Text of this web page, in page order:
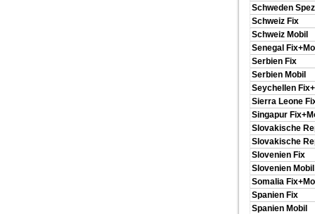
Schweden
Schweiz Fix
Schweiz Mobil
Senegal
Serbien Fix
Serbien Mobil
Seychellen
Sierra Leone
Singapur
Slovakische
Slovakische
Slovenien Fix
Slovenien Mobil
Somalia
Spanien Fix
Spanien Mobil